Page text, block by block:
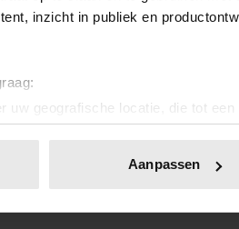
inzicht in publiek en
uw geografische locatie, die tot
het actief te scannen op
of intrekken in de
en advertenties te personaliseren,
Aanpassen
eengroot verschil maken.
effect op hormonale balans. Maca,
menopauzeverschijnselen te
specialist voordat je hiermee start,